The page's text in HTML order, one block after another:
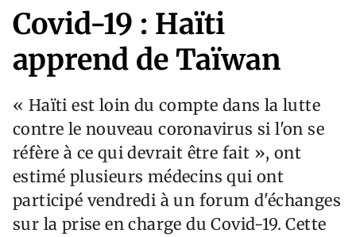
Covid-19 : Haïti
apprend de Taïwan
« Haïti est loin du compte dans la lutte
contre le nouveau coronavirus si l'on se
réfère à ce qui devrait être fait », ont
estimé plusieurs médecins qui ont
participé vendredi à un forum d'échanges
sur la prise en charge du Covid-19. Cette